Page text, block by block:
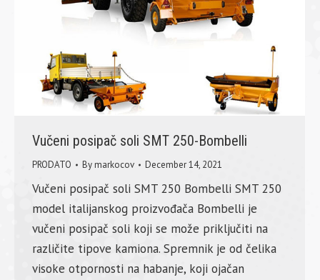
Vučeni posipač soli SMT 250-Bombelli
PRODATO Bymarkocov December 14, 2021
Vučeni posipač soli SMT 250 Bombelli SMT 250
model italijanskog proizvođača Bombelli je
vučeni posipač soli koji se može priključiti na
različite tipove kamiona. Spremnik je od čelika
visoke otpornosti na habanje, koji ojačan